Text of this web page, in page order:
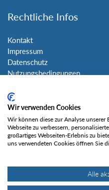
Rechtliche Infos
Kontakt
Impressum
Datenschutz
Nutzungsbedingungen
Social Media
Gefällt
Wir verwenden Cookies
Wir können diese zur Analyse unserer
Webseite zu verbessern,
großartiges Webseiten-Erlebnis zu
uns verwendeten Cookies öffnen Sie
Alle